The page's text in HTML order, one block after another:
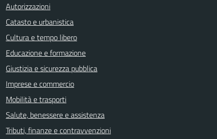
Autorizzazioni
Catasto e urbanistica
Cultura e tempo libero
Educazione e formazione
Giustizia e sicurezza pubblica
Imprese e commercio
Mobilità e trasporti
Salute, benessere e assistenza
Tributi, finanze e contravvenzioni